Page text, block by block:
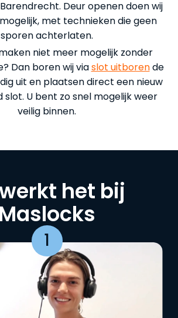
Deur openen doen wij
met technieken die geen
sporen achterlaten.
niet meer mogelijk zonder
Dan boren wij viaslot uitborende
uit en plaatsen direct een nieuw
U bent zo snel mogelijk weer
veilig binnen.
het bij
Maslocks
1